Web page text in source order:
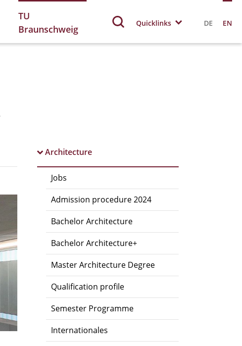
TU
Braunschweig
Quicklinks DE EN
Architecture
Jobs
Admission procedure 2024
Bachelor Architecture
Bachelor Architecture+
Master Architecture Degree
Qualification profile
Semester Programme
Internationales